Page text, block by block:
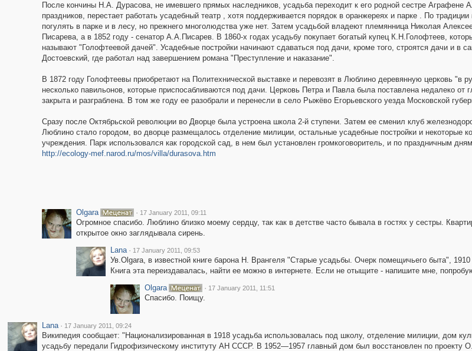
После кончины Н.А. Дурасова, не имевшего прямых наследников, усадьба переходит к его родной сестре Аграфене
праздников, перестает работать усадебный театр , хотя поддерживается порядок в оранжереях и парке . По
погулять в парке и в лесу, но прежнего многолюдства уже нет. Затем усадьбой владеют племянница Николая
Писарева, а в 1852 году - сенатор А.А.Писарев. В 1860-х годах усадьбу покупает богатый купец К.Н.Голофтеев,
называют "Голофтеевой дачей". Усадебные постройки начинают сдаваться под дачи, кроме того, строятся дачи и в
Достоевский, где работал над завершением романа "Преступление и наказание".
В 1872 году Голофтеевы приобретают на Политехнической выставке и перевозят в Люблино деревянную церковь "в
несколько павильонов, которые приспосабливаются под дачи. Церковь Петра и Павла была поставлена недалеко от
закрыта и разграблена. В том же году ее разобрали и перенесли в село Рыжёво Егорьевского уезда Московской
Сразу после Октябрьской революции во Дворце была устроена школа 2-й ступени. Затем ее сменил клуб
Люблино стало городом, во дворце размещалось отделение милиции, остальные усадебные постройки и некоторые
учреждения. Парк использовался как городской сад, в нем был установлен громкоговоритель, и по праздничным
http://ecology-mef.narod.ru/mos/villa/durasova.htm
Olgara · 17 January 2011, 09:11
Огромное спасибо. Люблино близко моему сердцу, так как в детстве часто бывала в гостях у сестры.
открытое окно заглядывала сирень.
Lana · 17 January 2011, 09:53
Ув.Olgara, в известной книге барона Н. Врангеля "Старые усадьбы. Очерк помещичьего быта",
Книга эта переиздавалась, найти ее можно в интернете. Если не отыщите - напишите мне,
Olgara
· 17 January 2011, 11:51
Спасибо. Поищу.
Lana · 17 January 2011, 09:24
Википедия сообщает: "Национализированная в 1918 усадьба использовалась под школу, отделение милиции, дом
усадьбу передали Гидрофизическому институту АН СССР. В 1952—1957 главный дом был восстановлен по проекту